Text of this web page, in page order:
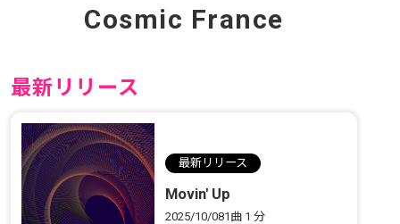
Cosmic France
最新リリース
最新リリース
Movin' Up
2025/10/081曲 1 分